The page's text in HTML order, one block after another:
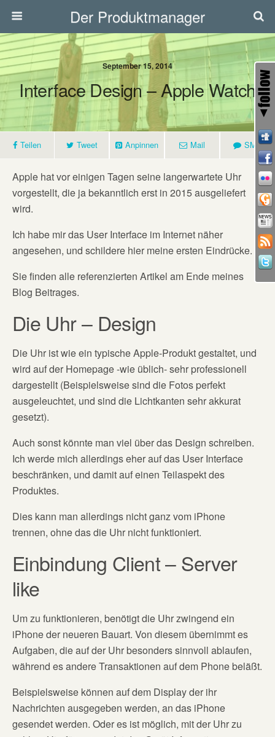
Der Produktmanager
September 15, 2014
Interface Design – Apple Watch
Teilen Tweet Anpinnen Mail SMS
Apple hat vor einigen Tagen seine langerwartete Uhr
vorgestellt, die ja bekanntlich erst in 2015 ausgeliefert
wird.
Ich habe mir das User Interface im Internet näher
angesehen, und schildere hier meine ersten Eindrücke.
Sie finden alle referenzierten Artikel am Ende meines
Blog Beitrages.
Die Uhr – Design
Die Uhr ist wie ein typische Apple-Produkt gestaltet, und
wird auf der Homepage -wie üblich- sehr professionell
dargestellt (Beispielsweise sind die Fotos perfekt
ausgeleuchtet, und sind die Lichtkanten sehr akkurat
gesetzt).
Auch sonst könnte man viel über das Design schreiben.
Ich werde mich allerdings eher auf das User Interface
beschränken, und damit auf einen Teilaspekt des
Produktes.
Dies kann man allerdings nicht ganz vom iPhone
trennen, ohne das die Uhr nicht funktioniert.
Einbindung Client – Server
like
Um zu funktionieren, benötigt die Uhr zwingend ein
iPhone der neueren Bauart. Von diesem übernimmt es
Aufgaben, die auf der Uhr besonders sinnvoll ablaufen,
während es andere Transaktionen auf dem Phone beläßt.
Beispielsweise können auf dem Display der ihr
Nachrichten ausgegeben werden, an das iPhone
gesendet werden. Oder es ist möglich, mit der Uhr zu